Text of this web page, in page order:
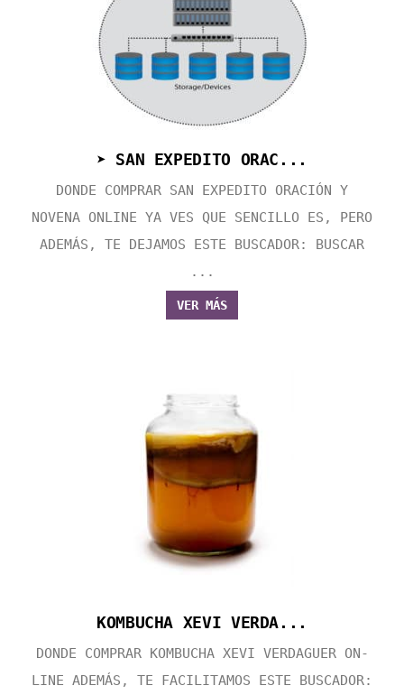
➤ SAN EXPEDITO ORAC...
DONDE COMPRAR SAN EXPEDITO ORACIÓN Y
NOVENA ONLINE YA VES QUE SENCILLO ES, PERO
ADEMÁS, TE DEJAMOS ESTE BUSCADOR: BUSCAR
...
VER MÁS
KOMBUCHA XEVI VERDA...
DONDE COMPRAR KOMBUCHA XEVI VERDAGUER ON-
LINE ADEMÁS, TE FACILITAMOS ESTE BUSCADOR: